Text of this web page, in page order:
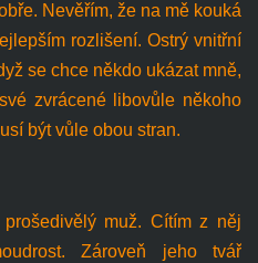
Nevěřím, že na mě kouká
rozlišení. Ostrý vnitřní
se chce někdo ukázat mně,
zvrácené libovůle někoho
být vůle obou stran.
muž. Cítím z něj
Zároveň jeho tvář